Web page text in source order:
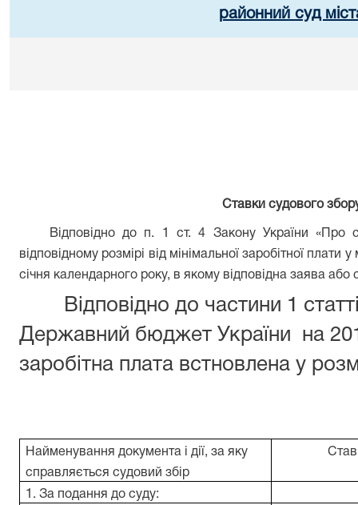
районний суд
Ставки судового
Відповідно до п. 1 ст. 4 Закону України «Про
відповідному розмірі від мінімальної заробітної
січня календарного року, в якому відповідна заява або
Відповідно до частини 1
Державний бюджет України на
заробітна плата встновлена у
Найменування документа і дії, за яку
справляється судовий збір
1. За подання до суду: